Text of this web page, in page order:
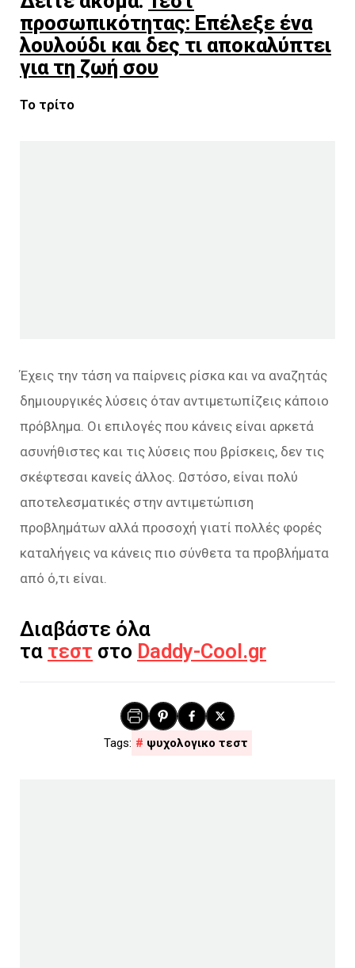
προσωπικότητας: Επέλεξε ένα
λουλούδι και δες τι αποκαλύπτει
για τη ζωή σου
Το τρίτο
Έχεις την τάση να παίρνεις ρίσκα και να αναζητάς
δημιουργικές λύσεις όταν αντιμετωπίζεις κάποιο
πρόβλημα. Οι επιλογές που κάνεις είναι αρκετά
ασυνήθιστες και τις λύσεις που βρίσκεις, δεν τις
σκέφτεσαι κανείς άλλος. Ωστόσο, είναι πολύ
αποτελεσματικές στην αντιμετώπιση
προβλημάτων αλλά προσοχή γιατί πολλές φορές
καταλήγεις να κάνεις πιο σύνθετα τα προβλήματα
από ό,τι είναι.
Διαβάστε όλα
τα τεστ στο Daddy-Cool.gr
ψυχολογικο τεστ